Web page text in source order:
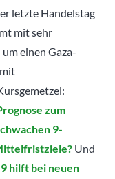
letzte Handelstag
mit sehr
einen Gaza-
zum
9-
Und
hilft bei neuen